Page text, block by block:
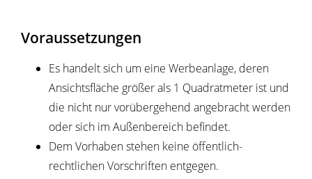
Voraussetzungen
Es handelt sich um eine Werbeanlage, deren
Ansichtsfläche größer als 1 Quadratmeter ist und
die nicht nur vorübergehend angebracht werden
oder sich im Außenbereich befindet.
Dem Vorhaben stehen keine öffentlich-
rechtlichen Vorschriften entgegen.